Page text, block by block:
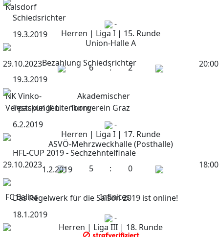
Kalsdorf
-
Herren | Liga I | 15. Runde
Union-Halle A
29.10.2023
20:00
6 : 2
NK Vinko-
Verpackungen
Akademischer
Turnverein Graz
-
Herren | Liga I | 17. Runde
ASVÖ-Mehrzweckhalle (Posthalle)
29.10.2023
18:00
5 : 0
FC Balios
Infinites
-
Herren | Liga III | 18. Runde
Schiedsrichter
19.3.2019
Bezahlung Schiedsrichter
19.3.2019
Testspiel IF Litenborg
6.2.2019
HFL-CUP 2019 - Sechzehntelfinale
1.2.2019
Das Regelwerk für die Saison 2019 ist online!
18.1.2019